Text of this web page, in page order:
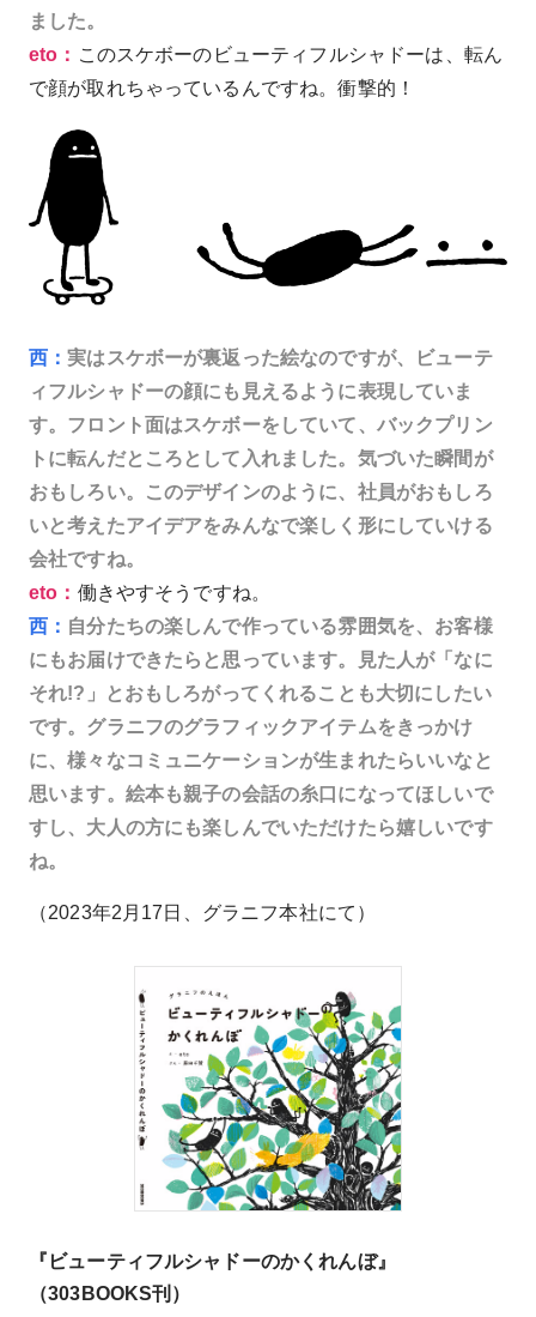
ました。
eto： このスケボーのビューティフルシャドーは、転ん
で顔が取れちゃっているんですね。衝撃的！
西：実はスケボーが裏返った絵なのですが、ビューテ
ィフルシャドーの顔にも見えるように表現していま
す。フロント面はスケボーをしていて、バックプリン
トに転んだところとして入れました。気づいた瞬間が
おもしろい。このデザインのように、社員がおもしろ
いと考えたアイデアをみんなで楽しく形にしていける
会社ですね。
eto： 働きやすそうですね。
西： 自分たちの楽しんで作っている雰囲気を、お客様
にもお届けできたらと思っています。見た人が「なに
それ!?」とおもしろがってくれることも大切にしたい
です。グラニフのグラフィックアイテムをきっかけ
に、様々なコミュニケーションが生まれたらいいなと
思います。絵本も親子の会話の糸口になってほしいで
すし、大人の方にも楽しんでいただけたら嬉しいです
ね。
（2023年2月17日、グラニフ本社にて）
『ビューティフルシャドーのかくれんぼ』
（303BOOKS刊）